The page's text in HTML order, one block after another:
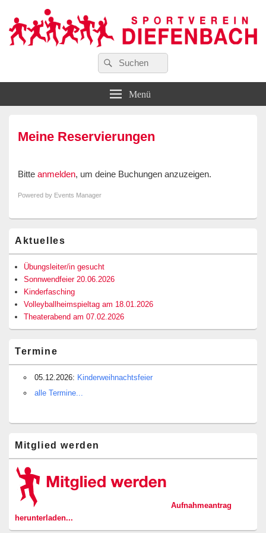
Sportverein Diefenbach e. V.
Suchen
nach:
Suchen
Menü
Meine Reservierungen
Bitte anmelden, um deine Buchungen anzuzeigen.
Powered by Events Manager
Seitenleisten-
Widgetbereich
Aktuelles
Übungsleiter/in gesucht
Sonnwendfeier 20.06.2026
Kinderfasching
Volleyballheimspieltag am 18.01.2026
Theaterabend am 07.02.2026
Termine
05.12.2026: Kinderweihnachtsfeier
alle Termine...
Mitglied werden
Aufnahmeantrag
herunterladen...